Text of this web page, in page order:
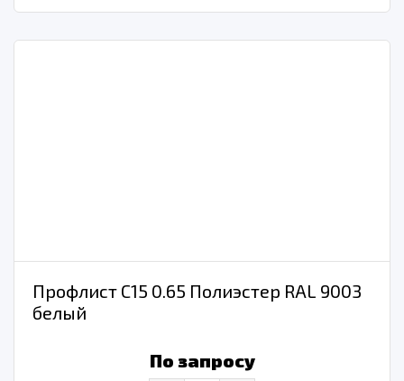
Профлист С15 0.65 Полиэстер RAL 9003
белый
По запросу